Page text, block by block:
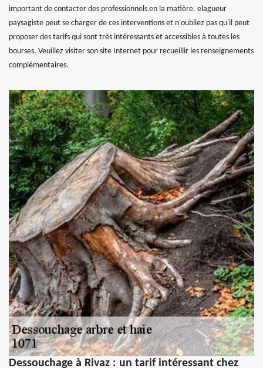
important de contacter des professionnels en la matière. elagueur
paysagiste peut se charger de ces interventions et n'oubliez pas qu'il peut
proposer des tarifs qui sont très intéressants et accessibles à toutes les
bourses. Veuillez visiter son site Internet pour recueillir les renseignements
complémentaires.
Dessouchage à Rivaz : un tarif intéressant chez